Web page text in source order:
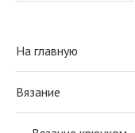
На главную
Вязание